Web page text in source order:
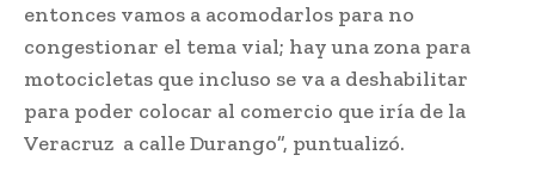
entonces vamos a acomodarlos para no
congestionar el tema vial; hay una zona para
motocicletas que incluso se va a deshabilitar
para poder colocar al comercio que iría de la
Veracruz a calle Durango”, puntualizó.